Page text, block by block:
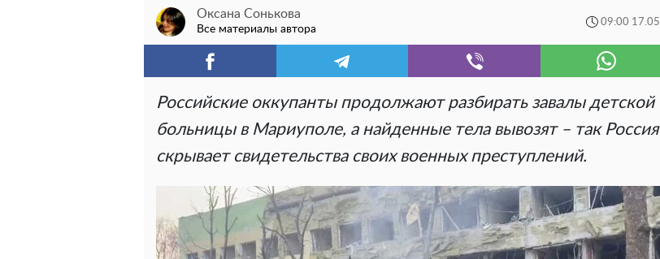
Оксана Сонькова
Все материалы автора
09:00 17.05
Российские оккупанты продолжают разбирать завалы детской
больницы в Мариуполе, а найденные тела вывозят – так Россия
скрывает свидетельства своих военных преступлений.